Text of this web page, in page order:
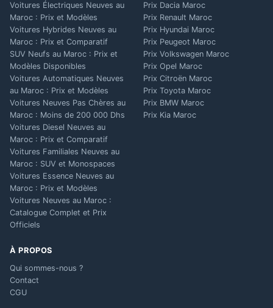
Voitures Électriques Neuves au
Maroc : Prix et Modèles
Voitures Hybrides Neuves au
Maroc : Prix et Comparatif
SUV Neufs au Maroc : Prix et
Modèles Disponibles
Voitures Automatiques Neuves
au Maroc : Prix et Modèles
Voitures Neuves Pas Chères au
Maroc : Moins de 200 000 Dhs
Voitures Diesel Neuves au
Maroc : Prix et Comparatif
Voitures Familiales Neuves au
Maroc : SUV et Monospaces
Voitures Essence Neuves au
Maroc : Prix et Modèles
Voitures Neuves au Maroc :
Catalogue Complet et Prix
Officiels
Prix Dacia Maroc
Prix Renault Maroc
Prix Hyundai Maroc
Prix Peugeot Maroc
Prix Volkswagen Maroc
Prix Opel Maroc
Prix Citroën Maroc
Prix Toyota Maroc
Prix BMW Maroc
Prix Kia Maroc
À PROPOS
Qui sommes-nous ?
Contact
CGU